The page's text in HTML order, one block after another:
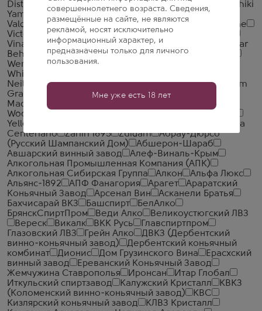
Distillery TTL Nantou Distillery Tullibardine
Umenishiki
Yamakawa
Underberg Unicognac
Urakasumi
Valdespino
Valsa Nuovo Perlino Vedrenne
Verveine
Victory Myanmar Group
Villa de Varda
Vinarija Kovacevic
VP Brands International
Waldemar
Behn
Walsh Warner's Distillery
Waterford Whisky
Wemyss Malts
Wenneker
Whiskey
Neill
Whyte & Mackay Wicklow Hills Whiskey
William
Grant & Sons
William Lawson's Distillery
Macfarlane & Co.
Wolfburn Distillery
Woodford Reserve Distillery
Yellow Rose Distilling
Zacapa
Centenario
Zanin 1895 Zuidam
Абрау-Дюрсо
(Русский Шампанский Дом)
Абшерон-Шараб
Авшарский винный завод
Алеф-Виналь-Крым
Алкогольная Промышленная Компания (АПК)
Алкогольная Сибирская Группа
Алкон
Альфа Люкс
Альянс-1892
АПФ Фанагория Арагет
Араратский
Коньячный Завод
Арсенал Вин
Асканели Братья
Бахчисарай ВКЗ
Башспирт
БелАлко
БрянскСпиртПром
Веди Алко
Великоустюгский ЛВЗ
Вереск
Викалк ВКК Русь
Главспиртпром
Глазовский ЛВЗ
Грейн Алко
ДВКЗ (Дербентский
винно-коньячный завод)
Дербентский коньячный
комбинат
Дионис Дом Грузинского Вина
Ерасхский
винный завод
Ереванский Коньячный Завод
Жемчужина Ставрополья
Иронсан
Итар Глобал
Иткульский спиртзавод
Калужский Кристалл
КВКЗ
(Коломенский винно-коньячный завод)
КВС
Кизлярский коньячный завод
КЛВЗ Кристалл
совершеннолетнего возраста. Сведения,
размещённые на сайте, не являются
рекламой, носят исключительно
информационный характер, и
предназначены только для личного
пользования.
Мне уже есть 18 лет